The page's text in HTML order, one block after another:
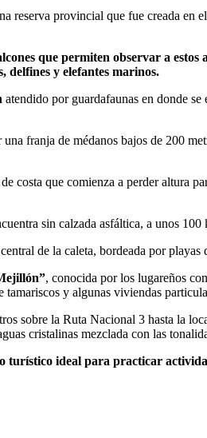
reserva provincial que fue creada en
que permiten observar a
delfines y elefantes marinos.
atendido por guardafaunas en donde
franja de médanos bajos de 200
costa que comienza a perder altura
sin calzada asfáltica, a unos 100
de la caleta, bordeada por playas
, conocida por los lugareños
y algunas viviendas
sobre la Ruta Nacional 3 hasta la
cristalinas mezclada con las
turístico ideal para practicar